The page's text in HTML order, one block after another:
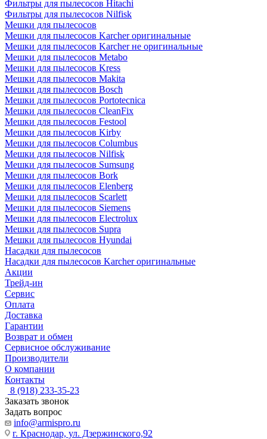
Фильтры для пылесосов Hitachi
Фильтры для пылесосов Nilfisk
Мешки для пылесосов
Мешки для пылесосов Karcher оригинальные
Мешки для пылесосов Karcher не оригинальные
Мешки для пылесосов Metabo
Мешки для пылесосов Kress
Мешки для пылесосов Makita
Мешки для пылесосов Bosch
Мешки для пылесосов Portotecnica
Мешки для пылесосов CleanFix
Мешки для пылесосов Festool
Мешки для пылесосов Kirby
Мешки для пылесосов Columbus
Мешки для пылесосов Nilfisk
Мешки для пылесосов Sumsung
Мешки для пылесосов Bork
Мешки для пылесосов Elenberg
Мешки для пылесосов Scarlett
Мешки для пылесосов Siemens
Мешки для пылесосов Electrolux
Мешки для пылесосов Supra
Мешки для пылесосов Hyundai
Насадки для пылесосов
Насадки для пылесосов Karcher оригинальные
Акции
Трейд-ин
Сервис
Оплата
Доставка
Гарантии
Возврат и обмен
Сервисное обслуживание
Производители
О компании
Контакты
8 (918) 233-35-23
Заказать звонок
Задать вопрос
info@armispro.ru
г. Краснодар, ул. Дзержинского,92